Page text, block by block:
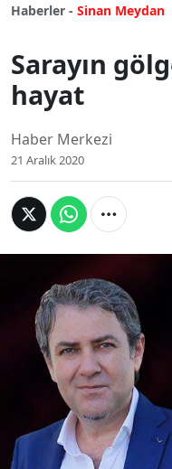
Haberler - Sinan Meydan
Sarayın
hayat
Haber Merkezi
21 Aralık 2020